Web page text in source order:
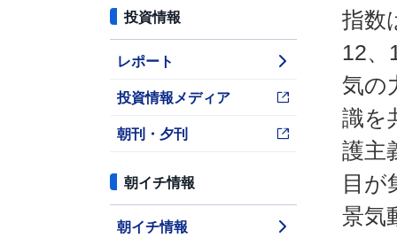
投資情報
レポート
投資情報メディア
朝刊・夕刊
朝イチ情報
朝イチ情報
指数
12、
気の
識を
護主
目が
景気